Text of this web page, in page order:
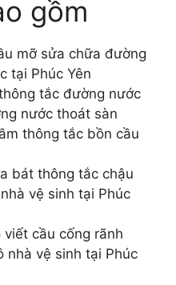
gồm
mỡ sửa chữa đường
tại Phúc Yên
tắc đường nước
nước thoát sàn
thông tắc bồn cầu
bát thông tắc chậu
vệ sinh tại Phúc
cầu cống rãnh
nhà vệ sinh tại Phúc